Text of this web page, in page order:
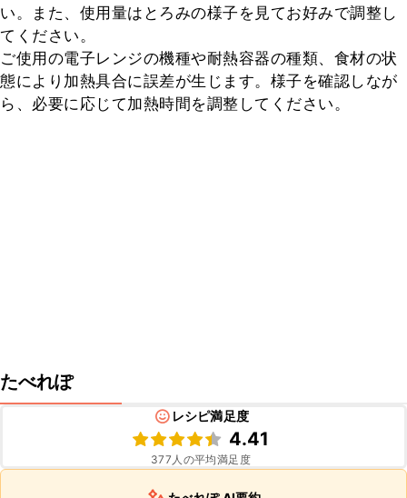
い。また、使用量はとろみの様子を見てお好みで調整し
てください。
ご使用の電子レンジの機種や耐熱容器の種類、食材の状
態により加熱具合に誤差が生じます。様子を確認しなが
ら、必要に応じて加熱時間を調整してください。
たべれぽ
レシピ満足度
4.41
377 人の平均満足度